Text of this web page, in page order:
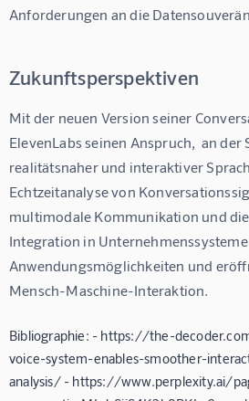
Anforderungen an die
Zukunftsperspektiven
Mit der neuen Version seiner
ElevenLabs seinen Anspruch,  an
realitätsnaher und interaktiver
Echtzeitanalyse von
multimodale Kommunikation und
Integration in
Anwendungsmöglichkeiten und
Mensch-Maschine-Interaktion.
Bibliographie: - https://the-
voice-system-enables-smoother-
analysis/ - https://www.perplexity.ai/